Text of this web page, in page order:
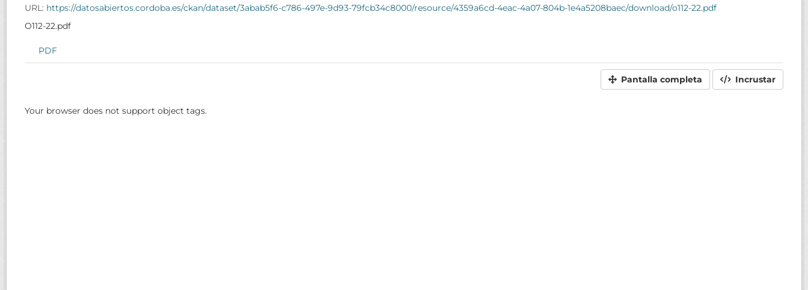
URL: https://datosabiertos.cordoba.es/ckan/dataset/3abab5f6-c786-497e-9d93-79fcb34c8000/resource/4359a6cd-4eac-4a07-804b-1e4a5208baec/download/o112-22.pdf
O112-22.pdf
PDF
Pantalla completa Incrustar
Your browser does not support object tags.